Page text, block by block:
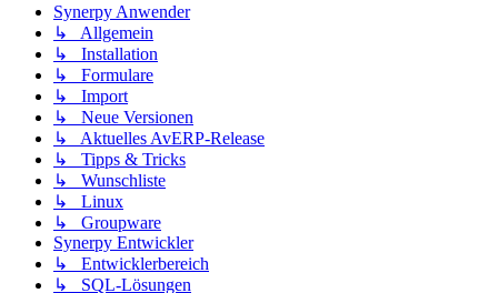
Synerpy Anwender
↳ Allgemein
↳ Installation
↳ Formulare
↳ Import
↳ Neue Versionen
↳ Aktuelles AvERP-Release
↳ Tipps & Tricks
↳ Wunschliste
↳ Linux
↳ Groupware
Synerpy Entwickler
↳ Entwicklerbereich
↳ SQL-Lösungen